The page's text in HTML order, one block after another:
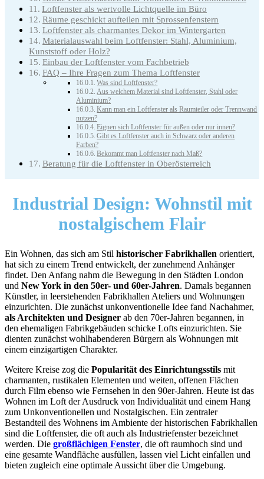
Loftfenster als wertvolle Lichtquelle im Büro
Räume geschickt aufteilen mit Sprossenfenstern
Loftfenster als charmantes Dekor im Wintergarten
Materialauswahl beim Loftfenster: Stahl, Aluminium,
Kunststoff oder Holz?
Einbau der Loftfenster vom Fachbetrieb
FAQ – Ihre Fragen zum Thema Loftfenster
Was sind Loftfenster?
Aus welchem Material sind Loftfenster, Stahl oder
Aluminium?
Kann man ein Loftfenster als Raumteiler oder Trennwand
nutzen?
Eignen sich Loftfenster für außen oder nur innen?
Gibt es Loftfenster auch in Schwarz oder anderen
Farben?
Bekommt man Loftfenster nach Maß?
Beratung für die Loftfenster in Oberösterreich
Industrial Design: Wohnstil mit
nostalgischem Flair
Ein Wohnen, das sich am Stil historischer Fabrikhallen orientiert,
hat sich zu einem Trend entwickelt, der zunehmend Anhänger
findet. Den Anfang nahm die Bewegung in den Städten London
und New York in den 50er- und 60er-Jahren. Damals begannen
Künstler, in leerstehenden Fabrikhallen Ateliers und Wohnungen
einzurichten. Die zunächst unkonventionelle Idee fand Nachahmer,
als Architekten und Designer ab den 70er-Jahren begannen, in
den ehemaligen Fabrikgebäuden schicke Lofts einzurichten. Sie
dienten zunächst wohlhabenderen Bürgern als Wohnungen mit
einem einzigartigen Charakter.
Weitere Kreise zog die Popularität des Einrichtungsstils mit
charmanten, rustikalen Elementen und weiten, offenen Flächen
durch Film ebenso wie Fernsehen in den 90er-Jahren. Heute ist das
Wohnen im Loft der Ausdruck von Individualität und einem Hang
zum Unkonventionellen und Nostalgischen. Ein zentraler
Bestandteil des Wohnens im Ambiente der historischen Fabrikhallen
sind die Loftfenster, die oft auch als Industriefenster bezeichnet
werden. Die großflächigen Fenster, die oft raumhoch sind und
eine gesamte Wandfläche ausfüllen, lassen viel Licht einfallen und
bieten zugleich eine optimale Aussicht über die Umgebung.